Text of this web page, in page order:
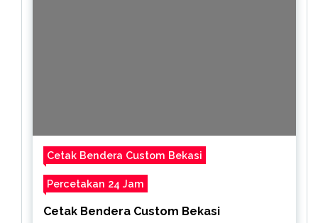
Cetak Bendera Custom Bekasi
Percetakan 24 Jam
Cetak Bendera Custom Bekasi